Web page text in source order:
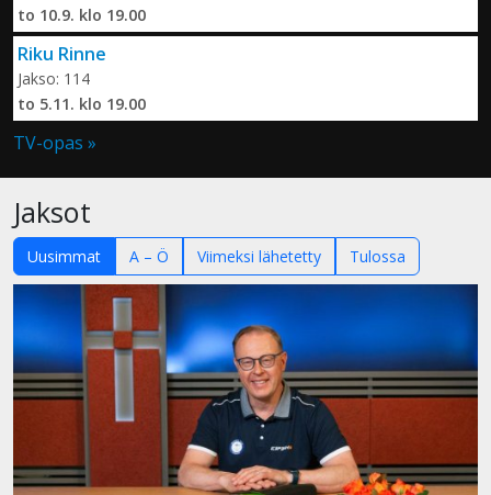
to 10.9. klo 19.00
Riku Rinne
Jakso: 114
to 5.11. klo 19.00
TV-opas »
Jaksot
Uusimmat A – Ö Viimeksi lähetetty Tulossa